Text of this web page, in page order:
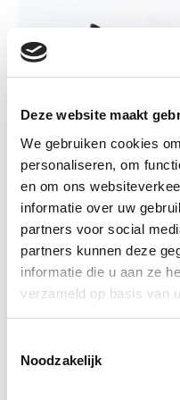
Deze website maakt
We gebruiken cookies
personaliseren, om
en om ons
informatie over uw
partners voor social
partners kunnen deze
informatie die u aan ze
verzameld op basis van
Noodzakelijk
Honden kunnen
Door de enorm goede
bepaalde ziektes zoals
abnormale cellen van de